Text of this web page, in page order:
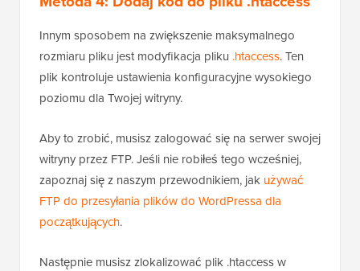
Innym sposobem na zwiększenie maksymalnego
rozmiaru pliku jest modyfikacja pliku .htaccess. Ten
plik kontroluje ustawienia konfiguracyjne wysokiego
poziomu dla Twojej witryny.
Aby to zrobić, musisz zalogować się na serwer swojej
witryny przez FTP. Jeśli nie robiłeś tego wcześniej,
zapoznaj się z naszym przewodnikiem, jak używać
FTP do przesyłania plików do WordPressa dla
początkujących.
Następnie musisz zlokalizować plik .htaccess w